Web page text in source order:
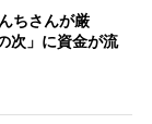
ちさんが厳
次」に資金が流